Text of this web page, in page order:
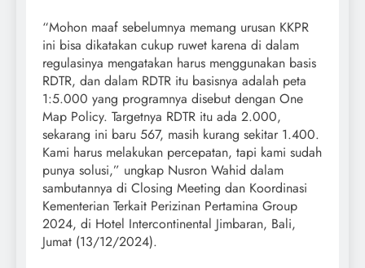
“Mohon maaf sebelumnya memang urusan KKPR
ini bisa dikatakan cukup ruwet karena di dalam
regulasinya mengatakan harus menggunakan basis
RDTR, dan dalam RDTR itu basisnya adalah peta
1:5.000 yang programnya disebut dengan One
Map Policy. Targetnya RDTR itu ada 2.000,
sekarang ini baru 567, masih kurang sekitar 1.400.
Kami harus melakukan percepatan, tapi kami sudah
punya solusi,” ungkap Nusron Wahid dalam
sambutannya di Closing Meeting dan Koordinasi
Kementerian Terkait Perizinan Pertamina Group
2024, di Hotel Intercontinental Jimbaran, Bali,
Jumat (13/12/2024).